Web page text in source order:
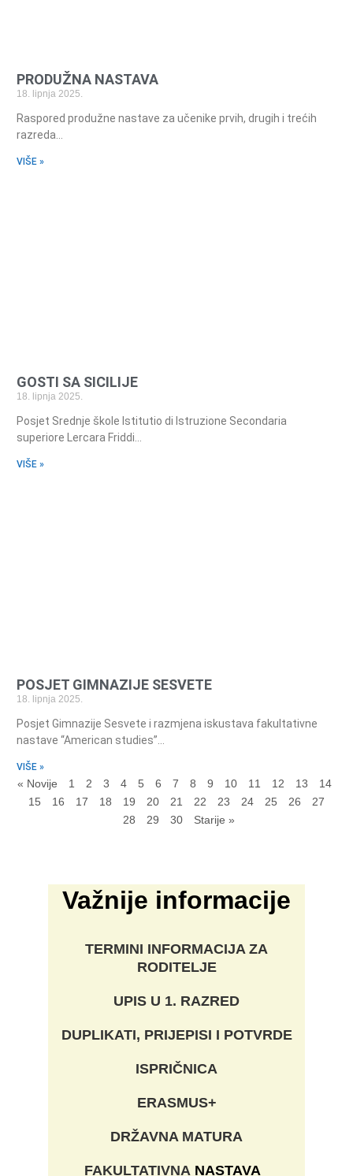
PRODUŽNA NASTAVA
18. lipnja 2025.
Raspored produžne nastave za učenike prvih, drugih i trećih
razreda…
VIŠE »
GOSTI SA SICILIJE
18. lipnja 2025.
Posjet Srednje škole Istitutio di Istruzione Secondaria
superiore Lercara Friddi…
VIŠE »
POSJET GIMNAZIJE SESVETE
18. lipnja 2025.
Posjet Gimnazije Sesvete i razmjena iskustava fakultativne
nastave “American studies”…
VIŠE »
« Novije 1 2 3 4 5 6 7 8 9 10 11 12 13
14
15
16 17 18 19 20 21 22 23 24 25 26
27
28
29 30 Starije »
Važnije informacije
TERMINI INFORMACIJA ZA
RODITELJE
UPIS U 1. RAZRED
DUPLIKATI, PRIJEPISI I POTVRDE
ISPRIČNICA
ERASMUS+
DRŽAVNA MATURA
FAKULTATIVNA NASTAVA